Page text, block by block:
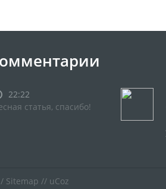
22:22
статья, спасибо!
Sitemap // uCoz